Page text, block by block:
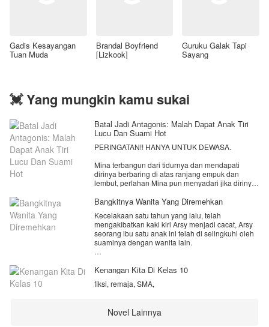
Gadis Kesayangan
Tuan Muda
Brandal Boyfriend
[Lizkook]
Guruku Galak Tapi
Sayang
💓 Yang mungkin kamu sukai
Batal Jadi Antagonis: Malah Dapat Anak Tiri
Lucu Dan Suami Hot
PERINGATAN!! HANYA UNTUK DEWASA.
Mina terbangun dari tidurnya dan mendapati
dirinya berbaring di atas ranjang empuk dan
lembut, perlahan Mina pun menyadari jika dirinya
tubuh seorang wanita yang menjadi ibu tiri jahat.
Mina yang memiliki hati selembut Hello Kitty mana
berani melakukan kekerasan pada anak kecil,
apalagi pada anak lucu yang menjadi anak tirinya,
Mina pun mengambil keputusan jika dirinya akan
menjadi ibu tiri yang baik untuk mengambil hati
yang terpikat. Bahkan suami dari pemilik tubuh ini
malah terpikat padanya, Mina yang maniak pria
tampan jadi bingung dengan posisinya saat ini.
Apa yang harus Mina lakukan? Tanpa sadar
suaminya telah terpikat pada Mina, padahal tujuan
Bangkitnya Wanita Yang Diremehkan
Kecelakaan satu tahun yang lalu, telah
mengakibatkan kaki kiri Arsy menjadi cacat, Arsy
seorang ibu satu anak ini telah di selingkuhi oleh
suaminya dengan wanita lain.
mengkhianatiku?"tanyanya sampai menangis
"aku sudah bosan dan muak hidup dengan wanita
bercerai saja!" Jawabnya tanpa memperdulikan
Kenangan Kita Di Kelas 10
fiksi, remaja, SMA,
Novel Lainnya